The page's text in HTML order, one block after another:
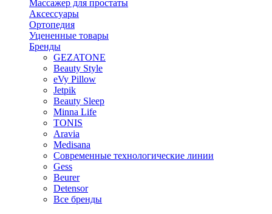
Массажер для простаты
Аксессуары
Ортопедия
Уцененные товары
Бренды
GEZATONE
Beauty Style
eVy Pillow
Jetpik
Beauty Sleep
Minna Life
TONIS
Aravia
Medisana
Современные технологические линии
Gess
Beurer
Detensor
Все бренды